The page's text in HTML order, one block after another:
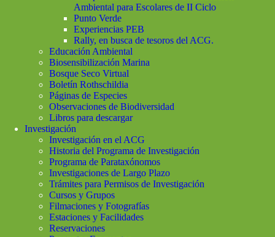
Ambiental para Escolares de II Ciclo
Punto Verde
Experiencias PEB
Rally, en busca de tesoros del ACG.
Educación Ambiental
Biosensibilización Marina
Bosque Seco Virtual
Boletín Rothschildia
Páginas de Especies
Observaciones de Biodiversidad
Libros para descargar
Investigación
Investigación en el ACG
Historia del Programa de Investigación
Programa de Parataxónomos
Investigaciones de Largo Plazo
Trámites para Permisos de Investigación
Cursos y Grupos
Filmaciones y Fotografías
Estaciones y Facilidades
Reservaciones